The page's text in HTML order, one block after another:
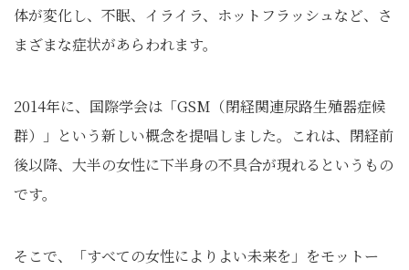
体が変化し、不眠、イライラ、ホットフラッシュなど、さ
まざまな症状があらわれます。
2014年に、国際学会は「GSM（閉経関連尿路生殖器症候
群）」という新しい概念を提唱しました。これは、閉経前
後以降、大半の女性に下半身の不具合が現れるというもの
です。
そこで、「すべての女性によりよい未来を」をモットー